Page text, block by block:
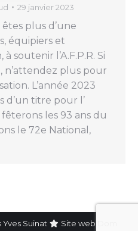
29 janvier 2023
plus d’une
équipiers et
soutenir l’A.F.P.R. Si
n’attendez plus pour
L’année 2023
d’un titre pour l’
les 93 ans du
le 72e National,
Suinat Site web